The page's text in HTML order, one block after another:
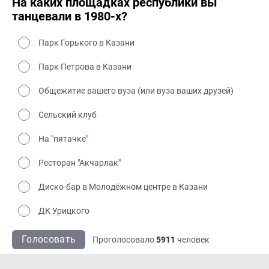
танцевали в 1980-х?
Парк Горького в Казани
Парк Петрова в Казани
Общежитие вашего вуза (или вуза ваших друзей)
Сельский клуб
На "пятачке"
Ресторан "Акчарлак"
Диско-бар в Молодёжном центре в Казани
ДК Урицкого
Голосовать Проголосовало5911 человек